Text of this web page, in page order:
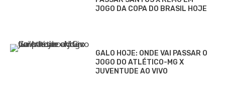
JOGO DA COPA DO BRASIL HOJE
GALO HOJE: ONDE VAI PASSAR O
JOGO DO ATLÉTICO-MG X
JUVENTUDE AO VIVO